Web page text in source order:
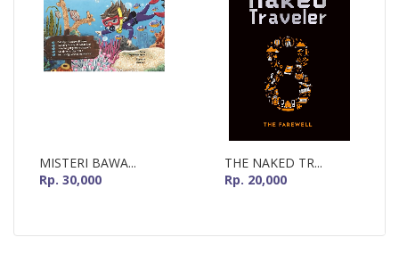
MISTERI BAWA...
Rp. 30,000
THE NAKED TR...
Rp. 20,000